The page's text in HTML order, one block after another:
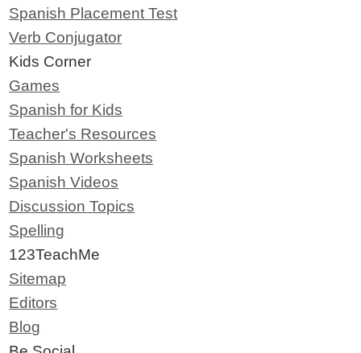
Spanish Placement Test
Verb Conjugator
Kids Corner
Games
Spanish for Kids
Teacher's Resources
Spanish Worksheets
Spanish Videos
Discussion Topics
Spelling
123TeachMe
Sitemap
Editors
Blog